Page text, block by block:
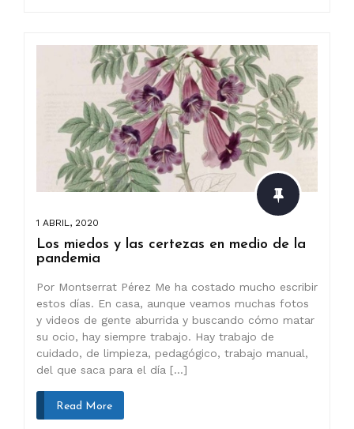
1 ABRIL, 2020
Los miedos y las certezas en medio de la
pandemia
Por Montserrat Pérez Me ha costado mucho escribir
estos días. En casa, aunque veamos muchas fotos
y videos de gente aburrida y buscando cómo matar
su ocio, hay siempre trabajo. Hay trabajo de
cuidado, de limpieza, pedagógico, trabajo manual,
del que saca para el día […]
Read More